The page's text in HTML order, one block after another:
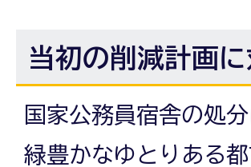
当初の削減計画
国家公務員宿舎の処
緑豊かなゆとりある